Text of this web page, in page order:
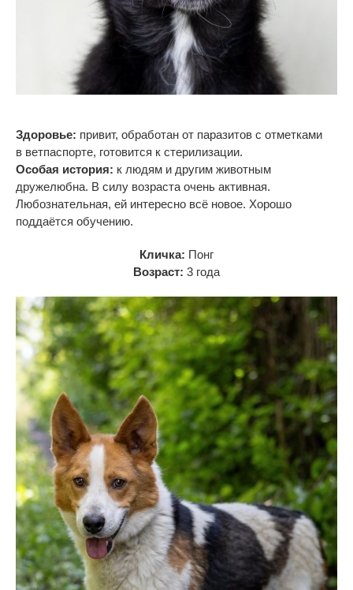
Здоровье: привит, обработан от паразитов с отметками
в ветпаспорте, готовится к стерилизации.
Особая история: к людям и другим животным
дружелюбна. В силу возраста очень активная.
Любознательная, ей интересно всё новое. Хорошо
поддаётся обучению.
Кличка: Понг
Возраст: 3 года